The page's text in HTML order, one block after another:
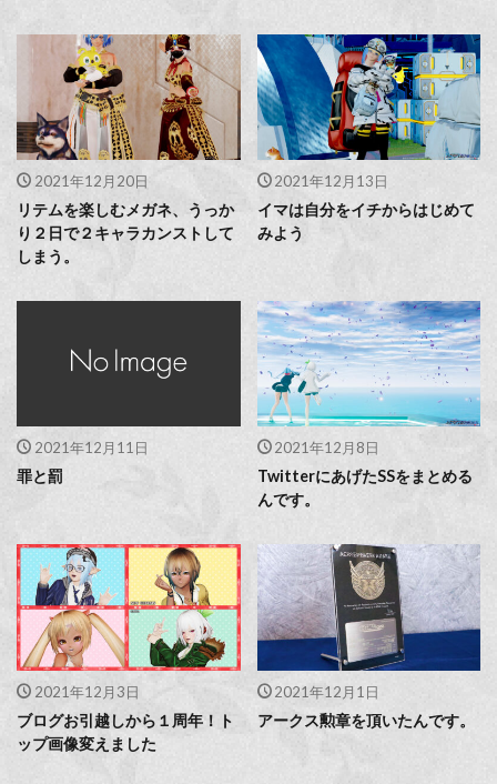
2021年12月20日
リテムを楽しむメガネ、うっか
り２日で２キャラカンストして
しまう。
2021年12月13日
イマは自分をイチからはじめて
みよう
2021年12月11日
罪と罰
2021年12月8日
TwitterにあげたSSをまとめる
んです。
2021年12月3日
ブログお引越しから１周年！ト
ップ画像変えました
2021年12月1日
アークス勲章を頂いたんです。